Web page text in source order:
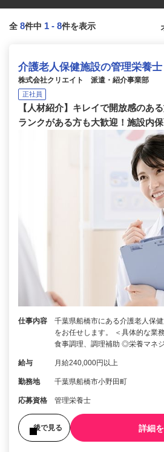
全 8件中 1 - 8件を表示
介護老人保健施設の管理栄養士
株式会社クリエイト 派遣・紹介事業部
正社員
【人材紹介】キレイで開放感のあ
ランクがある方も大歓迎！施設内
仕事内容
千葉県船橋市にある介護老人保
をお任せします。 ＜具体的な業
食事調理、調理補助 ◎栄養マネ
給与 月給240,000円以上
勤務地 千葉県船橋市小野田町
応募資格 管理栄養士
後で見る 詳細